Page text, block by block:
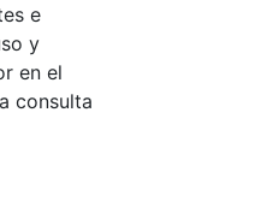
e
y
en el
consulta